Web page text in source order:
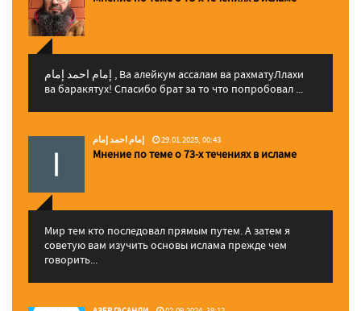
إمام احمد إمام , Ва алейкум ассалам ва рахматуЛлахи
ва баракятух! Спасибо брат за то что попробовал ...
إمام احمد إمام 29.01.2025, 00:43
Мнение по теме о 73-х течениях в исламе
Мир тем кто последовал прямым путем. А затем я
советую вам изучить основы ислама прежде чем
говорить...